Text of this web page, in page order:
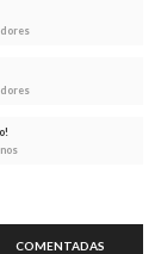
COMENTADAS